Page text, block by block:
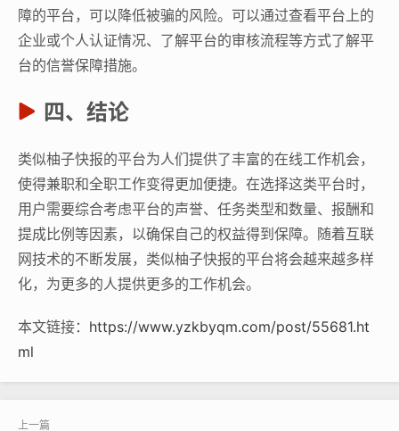
障的平台，可以降低被骗的风险。可以通过查看平台上的
企业或个人认证情况、了解平台的审核流程等方式了解平
台的信誉保障措施。
四、结论
类似柚子快报的平台为人们提供了丰富的在线工作机会，
使得兼职和全职工作变得更加便捷。在选择这类平台时，
用户需要综合考虑平台的声誉、任务类型和数量、报酬和
提成比例等因素，以确保自己的权益得到保障。随着互联
网技术的不断发展，类似柚子快报的平台将会越来越多样
化，为更多的人提供更多的工作机会。
本文链接： https://www.yzkbyqm.com/post/55681.ht
ml